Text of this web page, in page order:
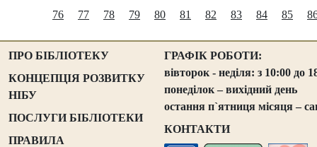
76
77 78 79 80 81 82 83 84 85
ПРО БІБЛІОТЕКУ
КОНЦЕПЦІЯ РОЗВИТКУ
НІБУ
ПОСЛУГИ БІБЛІОТЕКИ
ПРАВИЛА
ГРАФІК РОБОТИ:
вівторок - неділя: з 10:00 до
понеділок – вихідний день
остання п`ятниця місяця –
КОНТАКТИ